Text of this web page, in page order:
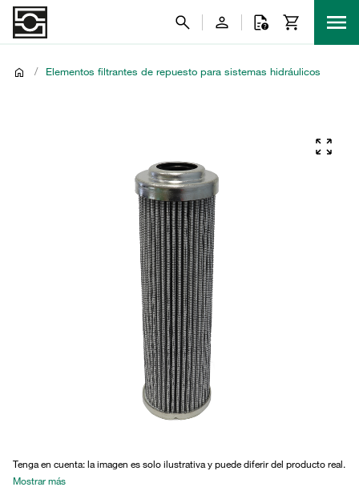
/ Elementos filtrantes de repuesto para sistemas hidráulicos
Tenga en cuenta: la imagen es solo ilustrativa y puede diferir del producto real.
Mostrar más